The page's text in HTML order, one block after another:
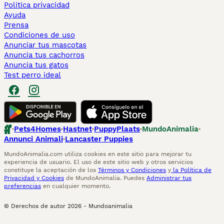
Politica privacidad
Ayuda
Prensa
Condiciones de uso
Anunciar tus mascotas
Anuncia tus cachorros
Anuncia tus gatos
Test perro ideal
Pets4Homes Hastnet PuppyPlaats MundoAnimalia
Annunci Animali Lancaster Puppies
MundoAnimalia.com utiliza cookies en este sitio para mejorar tu
experiencia de usuario. El uso de este sitio web y otros servicios
constituye la aceptación de los Términos y Condiciones y la Política de
Privacidad y Cookies de MundoAnimalia. Puedes Administrar tus
preferencias en cualquier momento.
© Derechos de autor 2026 - Mundoanimalia